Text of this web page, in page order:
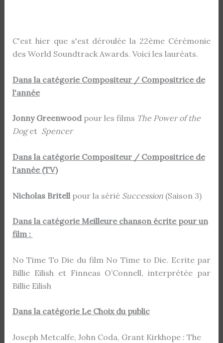
C'est hier que s'est déroulée la 22ème Cérémonie
des World Soundtrack Awards. Voici les lauréats.
Dans la catégorie Compositeur / Compositrice de
l'année
Jonny Greenwoodpour les films The Power of the
Doget Spencer
Dans la catégorie Compositeur / Compositrice de
l'année (TV)
Nicholas Britell pour la sérié Succession (Saison 3)
Dans la catégorie Meilleure chanson écrite pour un
film :
No Time To Die du film No Time to Die. Ecrite par
Billie Eilish et Finneas O’Connell, interprétée par
Billie Eilish
Dans la catégorie Le Choix du public
Joseph Metcalfe, John Coda, Grant Kirkhope : The